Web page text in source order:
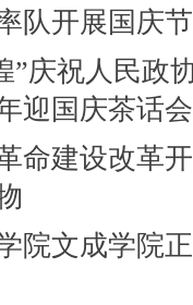
队开展国庆
”庆祝人民政
迎国庆茶话
命建设改革
院文成学院